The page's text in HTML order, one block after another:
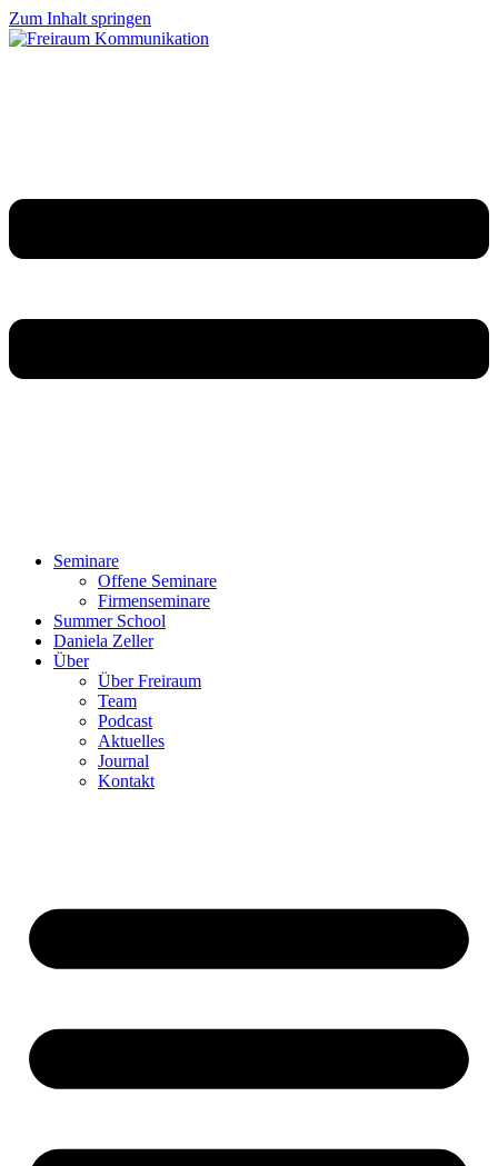
Zum Inhalt springen
Seminare
Offene Seminare
Firmenseminare
Summer School
Daniela Zeller
Über
Über Freiraum
Team
Podcast
Aktuelles
Journal
Kontakt